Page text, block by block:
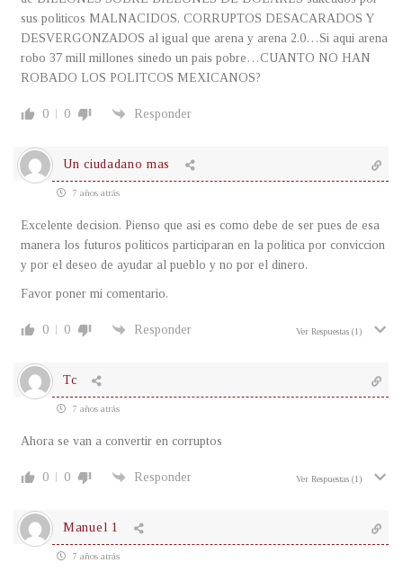
sus politicos MALNACIDOS, CORRUPTOS DESACARADOS Y
DESVERGONZADOS al igual que arena y arena 2.0…Si aqui arena
robo 37 mill millones sinedo un pais pobre…CUANTO NO HAN
ROBADO LOS POLITCOS MEXICANOS?
0 0 Responder
Un ciudadano mas
7 años atrás
Excelente decision. Pienso que asi es como debe de ser pues de esa
manera los futuros politicos participaran en la politica por conviccion
y por el deseo de ayudar al pueblo y no por el dinero.
Favor poner mi comentario.
0 0 Responder Ver Respuestas (1)
Tc
7 años atrás
Ahora se van a convertir en corruptos
0 0 Responder Ver Respuestas (1)
Manuel 1
7 años atrás